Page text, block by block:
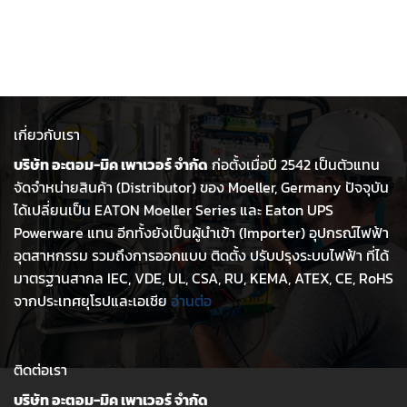
เกี่ยวกับเรา
บริษัท อะตอม-มิค เพาเวอร์ จำกัด ก่อตั้งเมื่อปี 2542 เป็นตัวแทน
จัดจำหน่ายสินค้า (Distributor) ของ Moeller, Germany ปัจจุบัน
ได้เปลี่ยนเป็น EATON Moeller Series และ Eaton UPS
Powerware แทน อีกทั้งยังเป็นผู้นำเข้า (Importer) อุปกรณ์ไฟฟ้า
อุตสาหกรรม รวมถึงการออกแบบ ติดตั้ง ปรับปรุงระบบไฟฟ้า ที่ได้
มาตรฐานสากล IEC, VDE, UL, CSA, RU, KEMA, ATEX, CE, RoHS
จากประเทศยุโรปและเอเชียอ่านต่อ
ติดต่อเรา
บริษัท อะตอม-มิค เพาเวอร์ จำกัด